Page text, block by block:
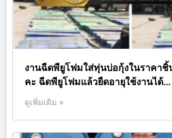
งานฉีดพียูโฟมใส่ทุ่นบ่อกุ้งในราคา
คะ ฉีดพียูโฟมแล้วยืดอายุใช้งานได้…
ดูเพิ่มเติม »